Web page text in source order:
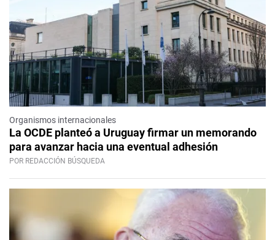
Organismos internacionales
La OCDE planteó a Uruguay firmar un memorando
para avanzar hacia una eventual adhesión
POR REDACCIÓN BÚSQUEDA